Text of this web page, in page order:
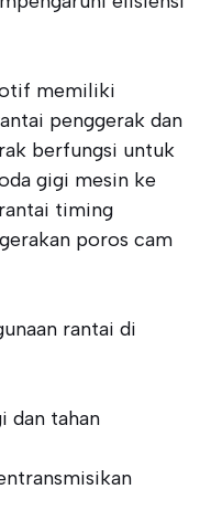
memiliki
penggerak dan
berfungsi untuk
gigi mesin ke
timing
poros cam
rantai di
dan tahan